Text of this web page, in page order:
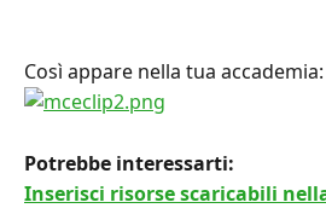
Così appare nella tua accademia:
Potrebbe interessarti:
Inserisci risorse scaricabili